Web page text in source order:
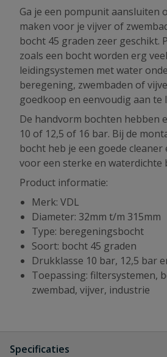
Ga je een pompunit aansluiten
maken voor je vijver of
bocht 45 graden zeer geschikt.
zoals een bocht worden erg
leidingsystemen met water
beregening, zwembaden of
goedkoop en eenvoudig aan te
De handvorm bochten hebben
10 of 12,5 of 16 bar. Bij de
bocht heb je een goede cleaner
voor een sterke en waterdichte
Product informatie:
Merk: VDL
Diameter: 32mm t/m 315mm
Type: beregeningsbocht
Soort: bocht 45 graden
Drukklasse 10 bar, 12,5 bar
Toepassing: filtersystemen,
zwembad, vijver, industrie
Specificaties